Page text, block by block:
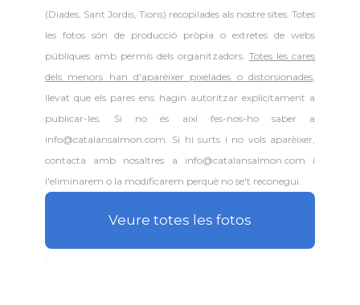
(Diades, Sant Jordis, Tions) recopilades als nostre sites. Totes
les fotos són de producció pròpia o extretes de webs
públiques amb permís dels organitzadors.Totes les cares
dels menors han d'aparèixer pixelades o distorsionades,
llevat que els pares ens hagin autoritzar explícitament a
publicar-les. Si no és així fes-nos-ho saber a
info@catalansalmon.com. Si hi surts i no vols aparèixer,
contacta amb nosaltres a info@catalansalmon.com i
l'eliminarem o la modificarem perquè no se't reconegui.
Veure totes les fotos